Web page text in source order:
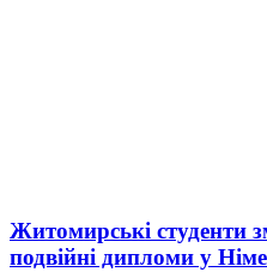
Житомирські студенти
подвійні дипломи у